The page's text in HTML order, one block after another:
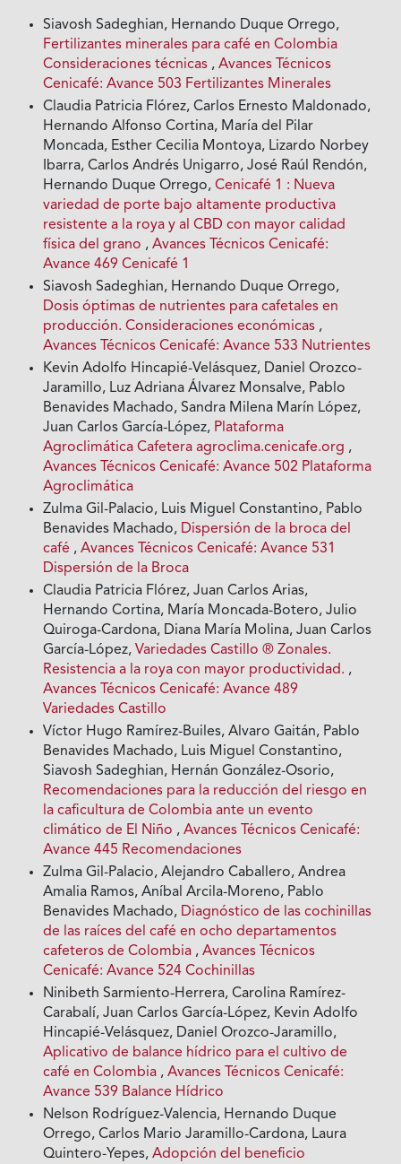
Siavosh Sadeghian, Hernando Duque Orrego,
Fertilizantes minerales para café en Colombia
Consideraciones técnicas ,Avances Técnicos
Cenicafé: Avance 503 Fertilizantes Minerales
Claudia Patricia Flórez, Carlos Ernesto Maldonado,
Hernando Alfonso Cortina, María del Pilar
Moncada, Esther Cecilia Montoya, Lizardo Norbey
Ibarra, Carlos Andrés Unigarro, José Raúl Rendón,
Hernando Duque Orrego,Cenicafé 1 : Nueva
variedad de porte bajo altamente productiva
resistente a la roya y al CBD con mayor calidad
física del grano ,Avances Técnicos Cenicafé:
Avance 469 Cenicafé 1
Siavosh Sadeghian, Hernando Duque Orrego,
Dosis óptimas de nutrientes para cafetales en
producción. Consideraciones económicas ,
Avances Técnicos Cenicafé: Avance 533 Nutrientes
Kevin Adolfo Hincapié-Velásquez, Daniel Orozco-
Jaramillo, Luz Adriana Álvarez Monsalve, Pablo
Benavides Machado, Sandra Milena Marín López,
Juan Carlos García-López, Plataforma
Agroclimática Cafetera agroclima.cenicafe.org ,
Avances Técnicos Cenicafé: Avance 502 Plataforma
Agroclimática
Zulma Gil-Palacio, Luis Miguel Constantino, Pablo
Benavides Machado, Dispersión de la broca del
café ,Avances Técnicos Cenicafé: Avance 531
Dispersión de la Broca
Claudia Patricia Flórez, Juan Carlos Arias,
Hernando Cortina, María Moncada-Botero, Julio
Quiroga-Cardona, Diana María Molina, Juan Carlos
García-López,Variedades Castillo ® Zonales.
Resistencia a la roya con mayor productividad. ,
Avances Técnicos Cenicafé: Avance 489
Variedades Castillo
Víctor Hugo Ramírez-Builes, Alvaro Gaitán, Pablo
Benavides Machado, Luis Miguel Constantino,
Siavosh Sadeghian, Hernán González-Osorio,
Recomendaciones para la reducción del riesgo en
la caficultura de Colombia ante un evento
climático de El Niño ,Avances Técnicos Cenicafé:
Avance 445 Recomendaciones
Zulma Gil-Palacio, Alejandro Caballero, Andrea
Amalia Ramos, Aníbal Arcila-Moreno, Pablo
Benavides Machado, Diagnóstico de las cochinillas
de las raíces del café en ocho departamentos
cafeteros de Colombia ,Avances Técnicos
Cenicafé: Avance 524 Cochinillas
Ninibeth Sarmiento-Herrera, Carolina Ramírez-
Carabalí, Juan Carlos García-López, Kevin Adolfo
Hincapié-Velásquez, Daniel Orozco-Jaramillo,
Aplicativo de balance hídrico para el cultivo de
café en Colombia ,Avances Técnicos Cenicafé:
Avance 539 Balance Hídrico
Nelson Rodríguez-Valencia, Hernando Duque
Orrego, Carlos Mario Jaramillo-Cardona, Laura
Quintero-Yepes,Adopción del beneficio